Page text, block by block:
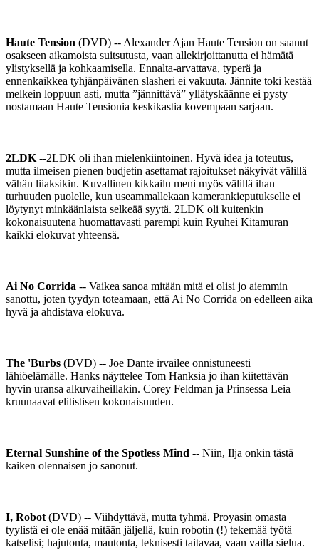
Haute Tension (DVD) -- Alexander Ajan Haute Tension on saanut
osakseen aikamoista suitsutusta, vaan allekirjoittanutta ei hämätä
ylistyksellä ja kohkaamisella. Ennalta-arvattava, typerä ja
ennenkaikkea tyhjänpäivänen slasheri ei vakuuta. Jännite toki kestää
melkein loppuun asti, mutta ”jännittävä” yllätyskäänne ei pysty
nostamaan Haute Tensionia keskikastia kovempaan sarjaan.
2LDK --2LDK oli ihan mielenkiintoinen. Hyvä idea ja toteutus,
mutta ilmeisen pienen budjetin asettamat rajoitukset näkyivät välillä
vähän liiaksikin. Kuvallinen kikkailu meni myös välillä ihan
turhuuden puolelle, kun useammallekaan kamerankieputukselle ei
löytynyt minkäänlaista selkeää syytä. 2LDK oli kuitenkin
kokonaisuutena huomattavasti parempi kuin Ryuhei Kitamuran
kaikki elokuvat yhteensä.
Ai No Corrida -- Vaikea sanoa mitään mitä ei olisi jo aiemmin
sanottu, joten tyydyn toteamaan, että Ai No Corrida on edelleen aika
hyvä ja ahdistava elokuva.
The 'Burbs (DVD) -- Joe Dante irvailee onnistuneesti
lähiöelämälle. Hanks näyttelee Tom Hanksia jo ihan kiitettävän
hyvin uransa alkuvaiheillakin. Corey Feldman ja Prinsessa Leia
kruunaavat elitistisen kokonaisuuden.
Eternal Sunshine of the Spotless Mind -- Niin, Ilja onkin tästä
kaiken olennaisen jo sanonut.
I, Robot (DVD) -- Viihdyttävä, mutta tyhmä. Proyasin omasta
tyylistä ei ole enää mitään jäljellä, kuin robotin (!) tekemää työtä
katselisi; hajutonta, mautonta, teknisesti taitavaa, vaan vailla sielua.